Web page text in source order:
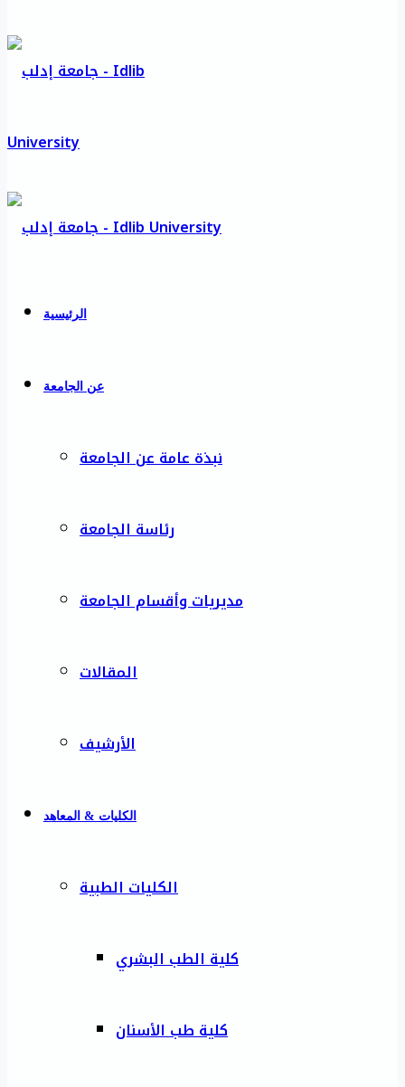
الرئيسية
عن الجامعة
نبذة عامة عن الجامعة
رئاسة الجامعة
مديريات وأقسام الجامعة
المقالات
الأرشيف
الكليات & المعاهد
الكليات الطبية
كلية الطب البشري
كلية طب الأسنان